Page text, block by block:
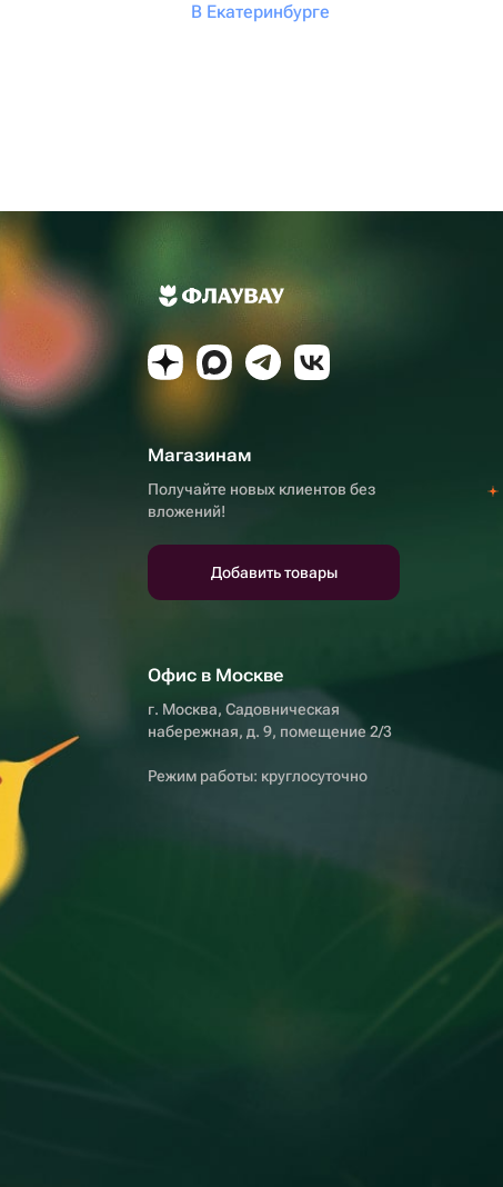
В Екатеринбурге
Магазинам
Получайте новых клиентов без
вложений!
Добавить товары
Офис в Москве
г. Москва, Садовническая
набережная, д. 9, помещение 2/3
Режим работы: круглосуточно